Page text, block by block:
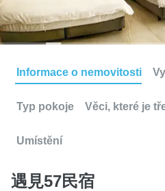
Informace o nemovitosti
Typ pokoje Věci, které je
Umístění
遇見57民宿